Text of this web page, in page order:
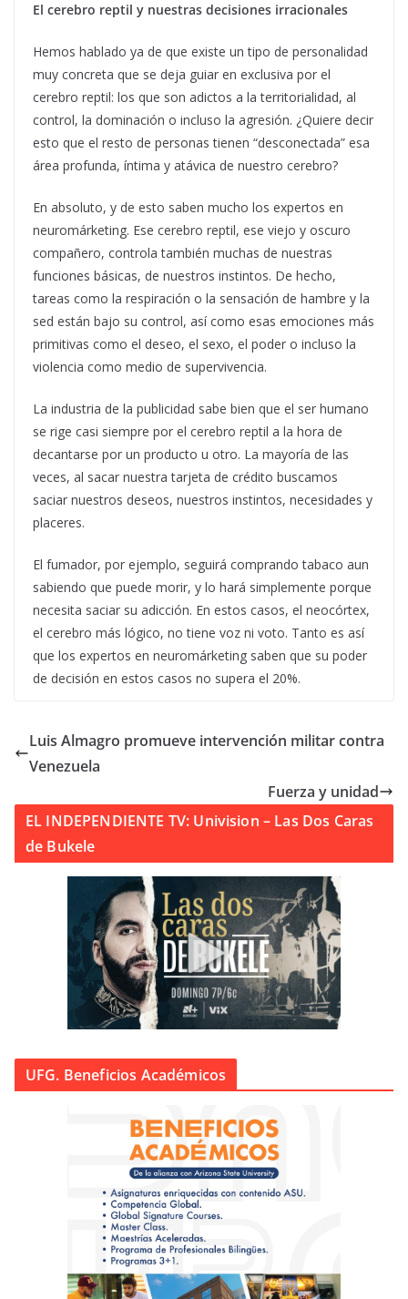
El cerebro reptil y nuestras decisiones irracionales
Hemos hablado ya de que existe un tipo de personalidad
muy concreta que se deja guiar en exclusiva por el
cerebro reptil: los que son adictos a la territorialidad, al
control, la dominación o incluso la agresión. ¿Quiere decir
esto que el resto de personas tienen “desconectada” esa
área profunda, íntima y atávica de nuestro cerebro?
En absoluto, y de esto saben mucho los expertos en
neuromárketing. Ese cerebro reptil, ese viejo y oscuro
compañero, controla también muchas de nuestras
funciones básicas, de nuestros instintos. De hecho,
tareas como la respiración o la sensación de hambre y la
sed están bajo su control, así como esas emociones más
primitivas como el deseo, el sexo, el poder o incluso la
violencia como medio de supervivencia.
La industria de la publicidad sabe bien que el ser humano
se rige casi siempre por el cerebro reptil a la hora de
decantarse por un producto u otro. La mayoría de las
veces, al sacar nuestra tarjeta de crédito buscamos
saciar nuestros deseos, nuestros instintos, necesidades y
placeres.
El fumador, por ejemplo, seguirá comprando tabaco aun
sabiendo que puede morir, y lo hará simplemente porque
necesita saciar su adicción. En estos casos, el neocórtex,
el cerebro más lógico, no tiene voz ni voto. Tanto es así
que los expertos en neuromárketing saben que su poder
de decisión en estos casos no supera el 20%.
Luis Almagro promueve intervención militar contra
Venezuela
Fuerza y unidad
EL INDEPENDIENTE TV: Univision – Las Dos Caras
de Bukele
UFG. Beneficios Académicos